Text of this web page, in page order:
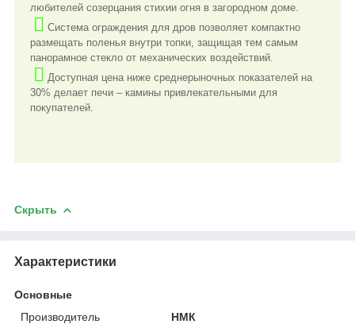
любителей созерцания стихии огня в загородном доме.
Система ограждения для дров позволяет компактно
размещать поленья внутри топки, защищая тем самым
панорамное стекло от механических воздействий.
Доступная цена ниже среднерыночных показателей на
30% делает печи – камины привлекательными для
покупателей.
Скрыть
Характеристики
Основные
Производитель
НМК